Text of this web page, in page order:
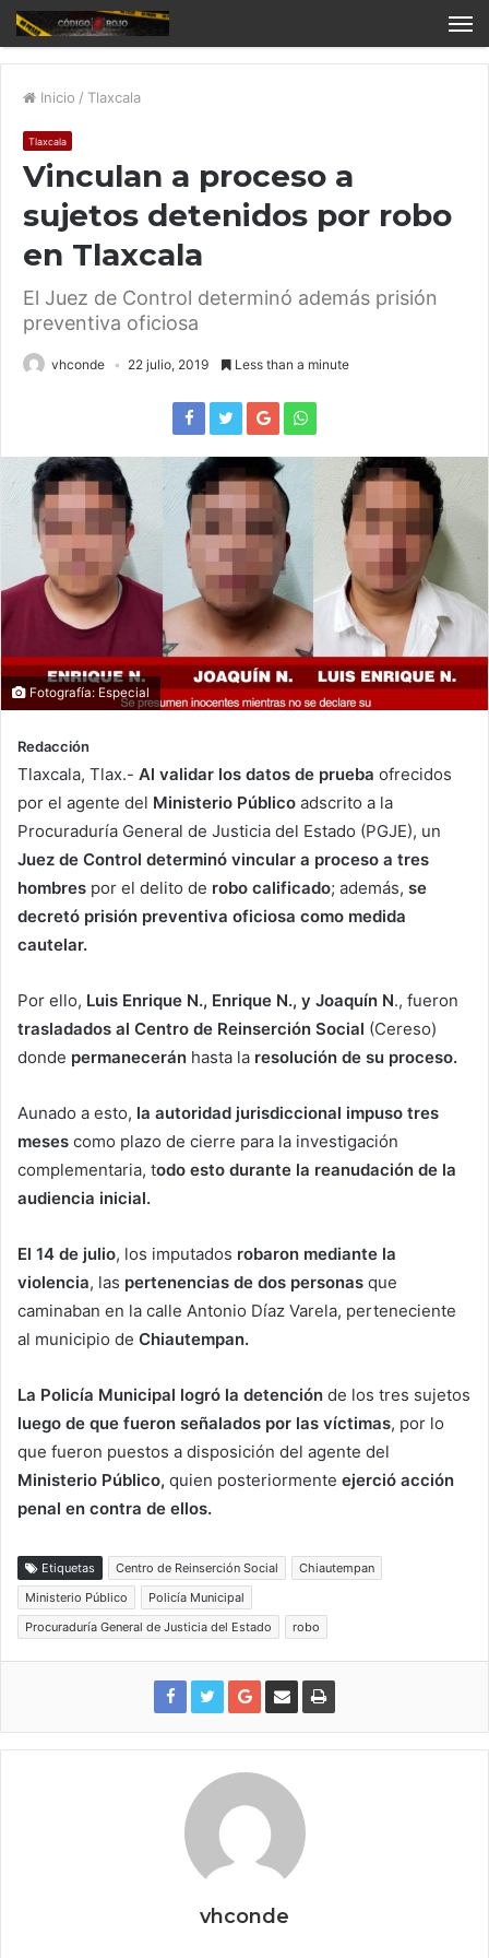
Inicio / Tlaxcala
Tlaxcala
Vinculan a proceso a
sujetos detenidos por robo
en Tlaxcala
El Juez de Control determinó además prisión
preventiva oficiosa
vhconde 22 julio, 2019 Less than a minute
Fotografía: Especial
Redacción
Tlaxcala, Tlax.- Al validar los datos de prueba ofrecidos
por el agente del Ministerio Público adscrito a la
Procuraduría General de Justicia del Estado (PGJE), un
Juez de Control determinó vincular a proceso a tres
hombres por el delito de robo calificado; además, se
decretó prisión preventiva oficiosa como medida
cautelar.
Por ello, Luis Enrique N., Enrique N., y Joaquín N., fueron
trasladados al Centro de Reinserción Social (Cereso)
donde permanecerán hasta la resolución de su proceso.
Aunado a esto, la autoridad jurisdiccional impuso tres
meses como plazo de cierre para la investigación
complementaria, todo esto durante la reanudación de la
audiencia inicial.
El 14 de julio, los imputados robaron mediante la
violencia, las pertenencias de dos personas que
caminaban en la calle Antonio Díaz Varela, perteneciente
al municipio de Chiautempan.
La Policía Municipal logró la detención de los tres sujetos
luego de que fueron señalados por las víctimas, por lo
que fueron puestos a disposición del agente del
Ministerio Público, quien posteriormente ejerció acción
penal en contra de ellos.
Etiquetas Centro de Reinserción Social
Chiautempan
Ministerio Público
Policía Municipal
Procuraduría General de Justicia del Estado
robo
vhconde